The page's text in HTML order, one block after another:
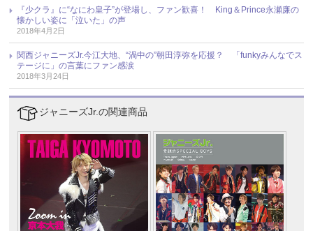
『少クラ』に“なにわ皇子”が登場し、ファン歓喜！ King＆Prince永瀬廉の
懐かしい姿に「泣いた」の声
2018年4月2日
関西ジャニーズJr.今江大地、“渦中の”朝田淳弥を応援？ 「funkyみんなでス
テージに」の言葉にファン感涙
2018年3月24日
ジャニーズJr.の関連商品